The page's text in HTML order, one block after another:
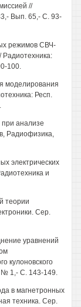
//
Вып. 65,- С. 93-
режимов СВЧ-
Радиотехника:
100.
моделирования
Респ.
анализе
Радиофизика,
электрических
и
теории
Сер.
уравнений
кулоновского
№ 1,- С. 143-149.
в магнетронных
техника. Сер.